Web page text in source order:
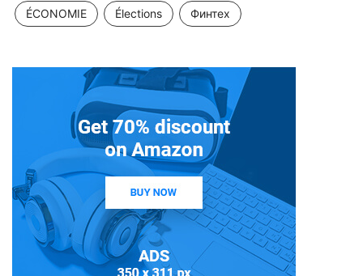
ÉCONOMIE Élections Финтех